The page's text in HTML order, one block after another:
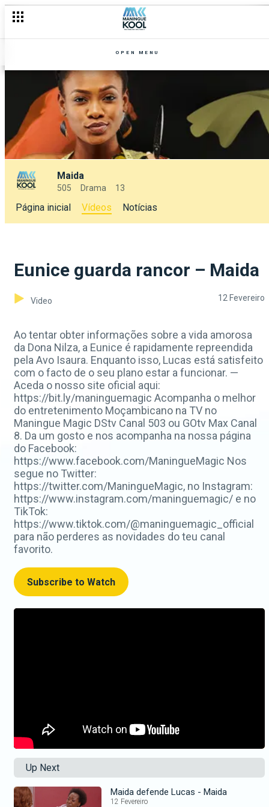
OPEN MENU
Maida
505 Drama 13
Página inicial Vídeos Notícias
Eunice guarda rancor – Maida
Video 12 Fevereiro
Ao tentar obter informações sobre a vida amorosa
da Dona Nilza, a Eunice é rapidamente repreendida
pela Avo Isaura. Enquanto isso, Lucas está satisfeito
com o facto de o seu plano estar a funcionar. —
Aceda o nosso site oficial aqui:
https://bit.ly/maninguemagic Acompanha o melhor
do entretenimento Moçambicano na TV no
Maningue Magic DStv Canal 503 ou GOtv Max Canal
8. Da um gosto e nos acompanha na nossa página
do Facebook:
https://www.facebook.com/ManingueMagic Nos
segue no Twitter:
https://twitter.com/ManingueMagic, no Instagram:
https://www.instagram.com/maninguemagic/ e no
TikTok:
https://www.tiktok.com/@maninguemagic_official
para não perderes as novidades do teu canal
favorito.
Subscribe to Watch
Up Next
Maida defende Lucas - Maida
12 Fevereiro